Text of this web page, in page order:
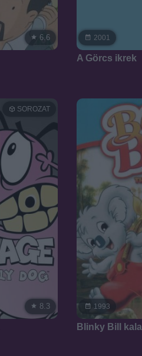
6.6 2001
A Görcs ikrek
SOROZAT
8.3 1993
Blinky Bill